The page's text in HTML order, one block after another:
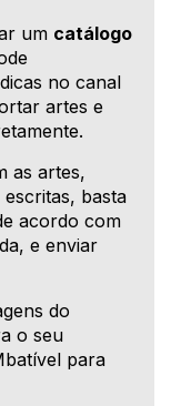
um catálogo
no canal
artes e
as artes,
basta
acordo com
e enviar
do
o seu
para